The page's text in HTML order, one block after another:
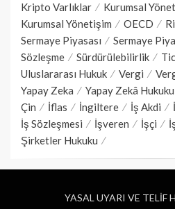
Kripto Varlıklar
Kurumsal
Kurumsal Yönetişim
OECD
Sermaye Piyasası
Sermaye
Sözleşme
Sürdürülebilirlik
Uluslararası Hukuk
Vergi
Yapay Zeka
Yapay Zekâ Hukuku
Çin
İflas İngiltere İş Akdi
İş Sözleşmesi
İşveren İşçi
Şirketler Hukuku
YASAL UYARI VE TELİF